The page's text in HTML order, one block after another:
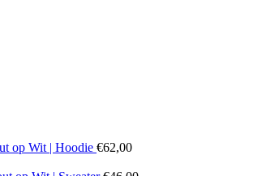
op Wit | Hoodie €62,00